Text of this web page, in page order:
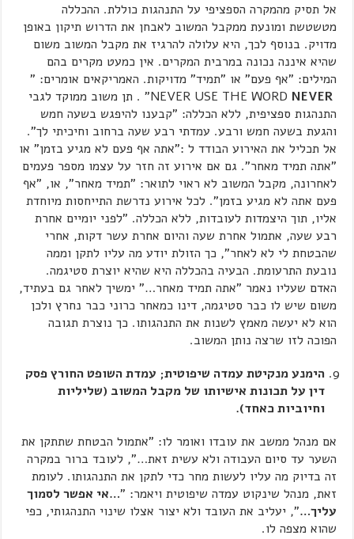
אל תסיק מהמקרה הספציפי על התנהגות כוללת. ההכללה
מטשטשת ומונעת ממקבל המשוב לאבחן את הדרוש תיקון באופן
מדויק. בנוסף לכך, היא עלולה להרגיז את מקבל המשוב משום
שהיא איננה נכונה במרבית המקרים. אין כמעט מקרים בהם
המילים: "אף פעם" או "תמיד" מדויקות. האמריקאים אומרים: "
NEVER USE THE WORD
NEVER
" . תן משוב ממוקד לגבי
התנהגות ספציפית, ללא הכללה: "קבענו להיפגש בשעה חמש
והגעת בשעה חמש ורבע. עמדתי רבע שעה ברחוב וחיכיתי לך".
אל תכליל את האירוע הבודד ל :"אתה אף פעם לא מגיע בזמן" או
"אתה תמיד מאחר". גם אם אירוע זה חזר על עצמו מספר פעמים
לאחרונה, מקבל המשוב לא ראוי לתואר: "תמיד מאחר", או, "אף
פעם אתה לא מגיע בזמן". לכל אירוע נדרשת התייחסות מיוחדת
אליו, תוך היצמדות לעובדות, ללא הכללה. "לפני יומיים אחרת
רבע שעה, אתמול אחרת שעה והיום אחרת עשר דקות, אחרי
שהבטחת לי לא לאחר", כך הזולת יודע מה עליו לתקן וממה
נובעת התרעומת. הבעיה בהכללה היא שהיא יוצרת סטיגמה.
האדם שעליו נאמר "אתה תמיד מאחר…" ימשיך לאחר גם בעתיד,
משום שיש לו כבר סטיגמה, דינו כמאחר כרוני כבר נחרץ ולכן
הוא לא יעשה מאמץ לשנות את התנהגותו. כך נוצרת תגובה
הפוכה לזו שרצה נותן המשוב.
הימנע מנקיטת עמדה שיפוטית; עמדת השופט החורץ פסק
דין על תכונות אישיותו של מקבל המשוב (שליליות
וחיוביות כאחד).
אם מנהל ממשב את עובדו ואומר לו: "אתמול הבטחת שתתקן את
השער עד סיום העבודה ולא עשית זאת…", לעובד ברור במקרה
זה בדיוק מה עליו לעשות מחר כדי לתקן את התנהגותו. לעומת
זאת, מנהל שינקוט עמדה שיפוטית ויאמר: "…אי אפשר לסמוך
עליך…", יעליב את העובד ולא יצור אצלו שינוי התנהגותי, כפי
שהוא מצפה לו.